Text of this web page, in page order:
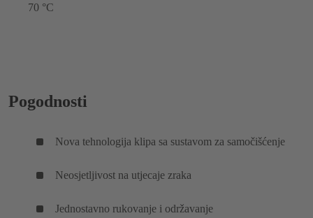
70 °C
Pogodnosti
Nova tehnologija klipa sa sustavom za samočišćenje
Neosjetljivost na utjecaje zraka
Jednostavno rukovanje i održavanje